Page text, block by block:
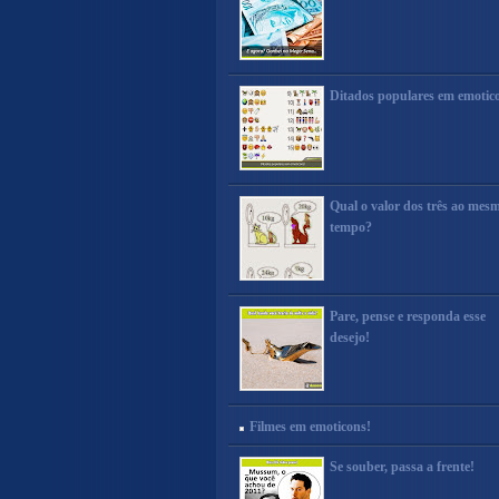
Ditados populares em
Qual o valor dos três ao
tempo?
Pare, pense e responda esse
desejo!
Filmes em emoticons!
Se souber, passa a frente!